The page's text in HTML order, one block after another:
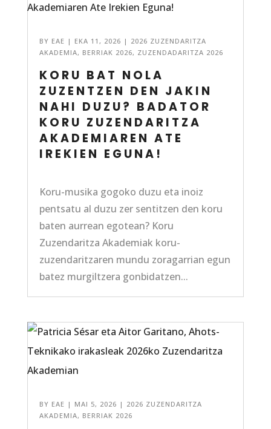
KORU BAT NOLA
ZUZENTZEN DEN JAKIN
NAHI DUZU? BADATOR
KORU ZUZENDARITZA
AKADEMIAREN ATE
IREKIEN EGUNA!
BY EAE | EKA 11, 2026 | 2026 ZUZENDARITZA
AKADEMIA, BERRIAK 2026, ZUZENDADARITZA 2026
Koru-musika gogoko duzu eta inoiz
pentsatu al duzu zer sentitzen den koru
baten aurrean egotean? Koru
Zuzendaritza Akademiak koru-
zuzendaritzaren mundu zoragarrian egun
batez murgiltzera gonbidatzen...
BY EAE | MAI 5, 2026 | 2026 ZUZENDARITZA
AKADEMIA, BERRIAK 2026